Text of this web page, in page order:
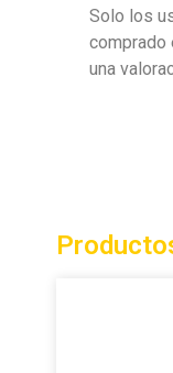
Solo los
comprado
una